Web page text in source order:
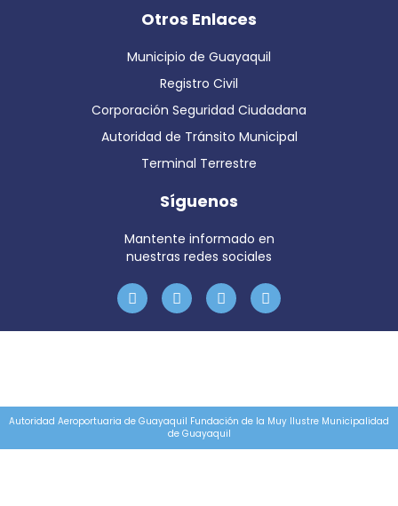
Otros Enlaces
Municipio de Guayaquil
Registro Civil
Corporación Seguridad Ciudadana
Autoridad de Tránsito Municipal
Terminal Terrestre
Síguenos
Mantente informado en
nuestras redes sociales
Autoridad Aeroportuaria de Guayaquil Fundación de la Muy Ilustre Municipalidad
de Guayaquil